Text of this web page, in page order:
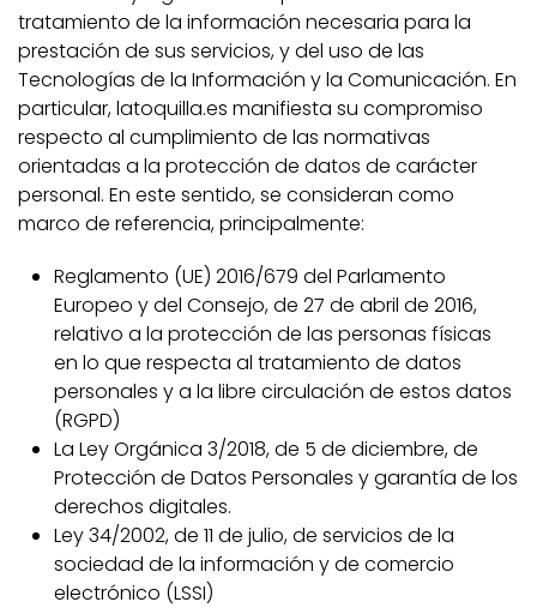
tratamiento de la información necesaria para la
prestación de sus servicios, y del uso de las
Tecnologías de la Información y la Comunicación. En
particular, latoquilla.es manifiesta su compromiso
respecto al cumplimiento de las normativas
orientadas a la protección de datos de carácter
personal. En este sentido, se consideran como
marco de referencia, principalmente:
Reglamento (UE) 2016/679 del Parlamento
Europeo y del Consejo, de 27 de abril de 2016,
relativo a la protección de las personas físicas
en lo que respecta al tratamiento de datos
personales y a la libre circulación de estos datos
(RGPD)
La Ley Orgánica 3/2018, de 5 de diciembre, de
Protección de Datos Personales y garantía de los
derechos digitales.
Ley 34/2002, de 11 de julio, de servicios de la
sociedad de la información y de comercio
electrónico (LSSI)